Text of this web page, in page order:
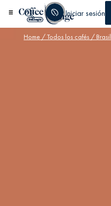
Iniciar sesión
Home /Todos los cafés / Brasil